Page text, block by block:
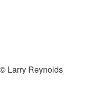
Larry Reynolds